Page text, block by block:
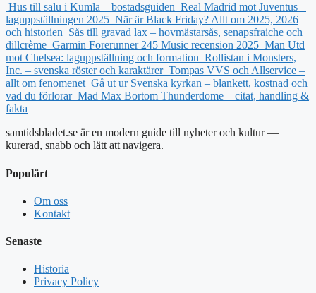
Hus till salu i Kumla – bostadsguiden Real Madrid mot Juventus –
laguppställningen 2025 När är Black Friday? Allt om 2025, 2026
och historien Sås till gravad lax – hovmästarsås, senapsfraiche och
dillcrème Garmin Forerunner 245 Music recension 2025 Man Utd
mot Chelsea: laguppställning och formation Rollistan i Monsters,
Inc. – svenska röster och karaktärer Tompas VVS och Allservice –
allt om fenomenet Gå ut ur Svenska kyrkan – blankett, kostnad och
vad du förlorar Mad Max Bortom Thunderdome – citat, handling &
fakta
samtidsbladet.se är en modern guide till nyheter och kultur —
kurerad, snabb och lätt att navigera.
Populärt
Om oss
Kontakt
Senaste
Historia
Privacy Policy